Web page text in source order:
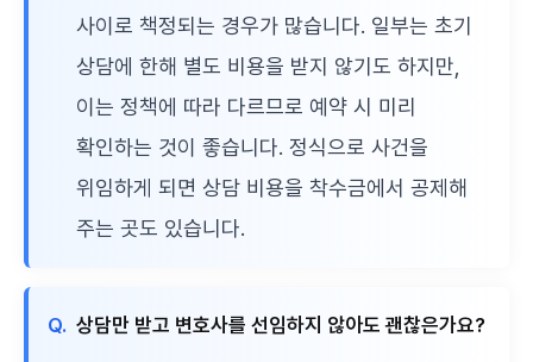
사이로 책정되는 경우가 많습니다. 일부는 초기
상담에 한해 별도 비용을 받지 않기도 하지만,
이는 정책에 따라 다르므로 예약 시 미리
확인하는 것이 좋습니다. 정식으로 사건을
위임하게 되면 상담 비용을 착수금에서 공제해
주는 곳도 있습니다.
Q. 상담만 받고 변호사를 선임하지 않아도 괜찮은가요?